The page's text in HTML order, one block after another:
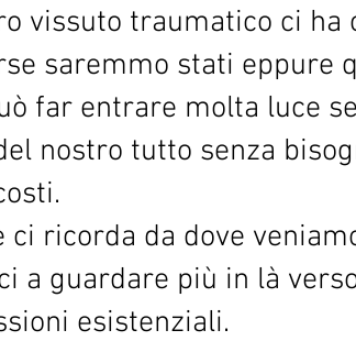
vissuto traumatico ci ha
saremmo stati eppure
far entrare molta luce
nostro tutto senza
ci ricorda da dove
a guardare più in là
esistenziali.